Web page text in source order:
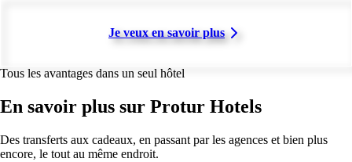
Je veux en savoir plus
Tous les avantages dans un seul hôtel
En savoir plus sur Protur Hotels
Des transferts aux cadeaux, en passant par les agences et bien plus
encore, le tout au même endroit.